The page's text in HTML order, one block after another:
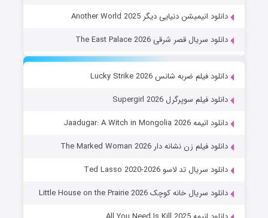
دانلود انیمیشن دنیایی دیگر Another World 2025
دانلود سریال قصر شرقی The East Palace 2026
دانلود فیلم ضربه شانس Lucky Strike 2026
دانلود فیلم سوپرگرل Supergirl 2026
دانلود انیمه Jaadugar: A Witch in Mongolia 2026
دانلود فیلم زن نشانه دار The Marked Woman 2026
دانلود سریال تد لاسو Ted Lasso 2020-2026
دانلود سریال خانه کوچک Little House on the Prairie 2026